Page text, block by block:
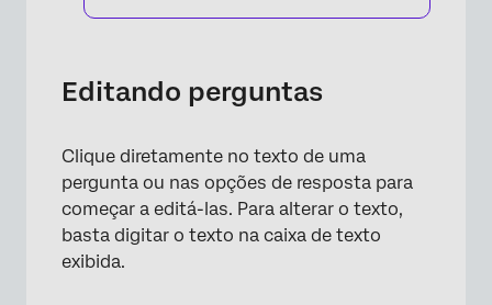
Editando perguntas
Clique diretamente no texto de uma
pergunta ou nas opções de resposta para
começar a editá-las. Para alterar o texto,
basta digitar o texto na caixa de texto
exibida.